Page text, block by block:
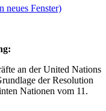
neues Fenster)
an der United Nations
der Resolution
Nationen vom 11.